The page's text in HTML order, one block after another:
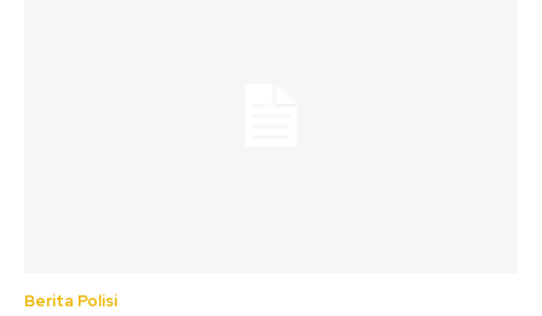
Berita Polisi